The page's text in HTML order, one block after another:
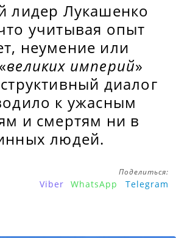
лидер Лукашенко
учитывая опыт
неумение или
великих империй»
диалог
к ужасным
и смертям ни в
людей.
Поделиться:
Viber WhatsApp Telegram